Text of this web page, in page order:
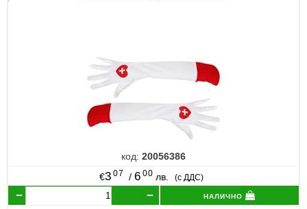
код: 20056386
€3 07 /6 00 лв. (с ДДС)
налично